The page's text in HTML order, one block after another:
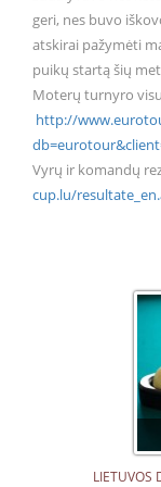
geri, nes buvo
atskirai pažymėti
puikų startą šių
Moterų turnyro
http://
db=eurotour
Vyrų ir komandų
cup.lu/resulta
LIETUVOS